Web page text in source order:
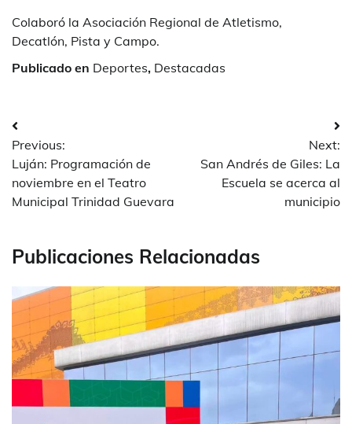
Colaboró la Asociación Regional de Atletismo,
Decatlón, Pista y Campo.
Publicado en Deportes, Destacadas
Navegación
de
entradas
Previous:
Luján: Programación de
noviembre en el Teatro
Municipal Trinidad Guevara
Next:
San Andrés de Giles: La
Escuela se acerca al
municipio
Publicaciones Relacionadas